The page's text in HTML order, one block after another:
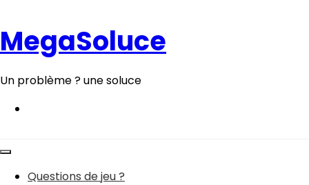
contenu
MegaSoluce
Un problème ? une soluce
Questions de jeu ?